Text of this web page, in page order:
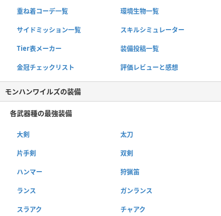
重ね着コーデ一覧 環境生物一覧
サイドミッション一覧 スキルシミュレーター
Tier表メーカー 装備投稿一覧
金冠チェックリスト 評価レビューと感想
モンハンワイルズの装備
各武器種の最強装備
大剣 太刀
片手剣 双剣
ハンマー 狩猟笛
ランス ガンランス
スラアク チャアク